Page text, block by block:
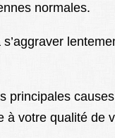
normales.
principales
à votre qualité de